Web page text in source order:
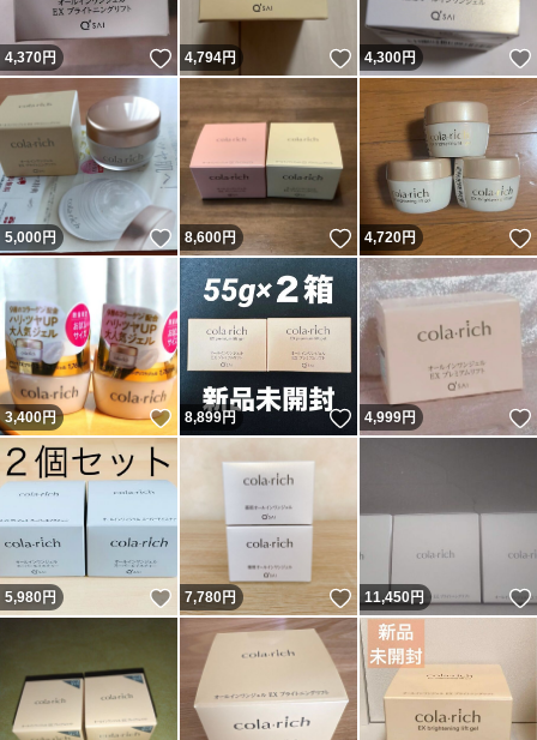
4,370円 いいね！
4,794円 いいね！
4,300円
5,000円 いいね！
8,600円 いいね！
4,720円
3,400円 いいね！
8,899円 いいね！
4,999円
5,980円 いいね！
7,780円 いいね！
11,450円